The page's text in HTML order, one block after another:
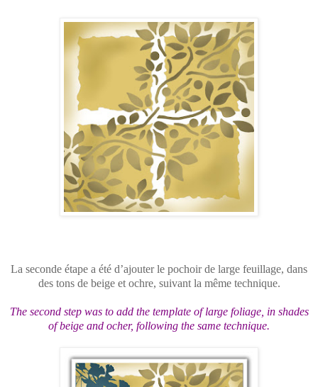
La seconde étape a été d’ajouter le pochoir de large feuillage, dans
des tons de beige et ochre, suivant la même technique.
The second step was to add the template of large foliage, in shades
of beige and ocher, following the same technique.